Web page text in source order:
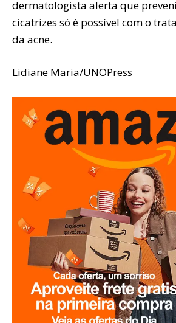
dermatologista alerta que
cicatrizes só é possível com o
da acne.
Lidiane Maria/UNOPress